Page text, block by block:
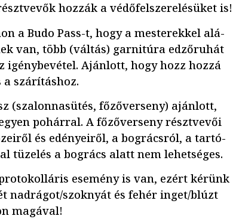
hozzák a védőfelszerelésüket is!
a Budo Pass-t, hogy a mesterekkel alá-
van, több (váltás) garnitúra edzőruhát
igénybevétel. Ajánlott, hogy hozz hozzá
szárításhoz.
(szalonnasütés, főzőverseny) ajánlott,
pohárral. A főzőverseny résztvevői
és edényeiről, a bográcsról, a tartó-
tüzelés a bogrács alatt nem lehetséges.
esemény is van, ezért kérünk
nadrágot/szoknyát és fehér inget/blúzt
magával!